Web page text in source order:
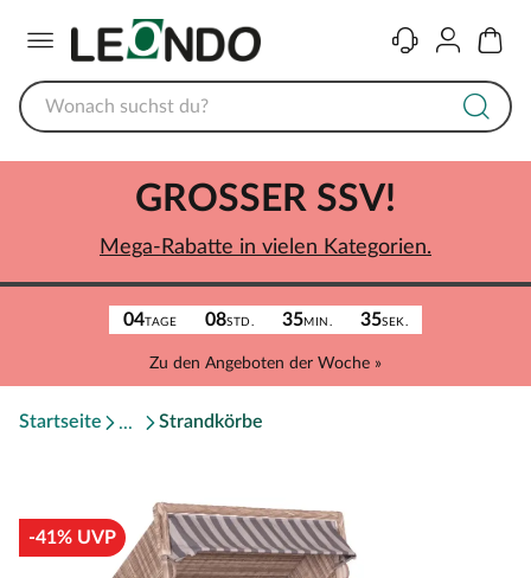
KontaktKonto
04TAGE 08STD. 35MIN. 35SEK.
Zu den Angeboten der Woche »
GROSSER SSV!
Mega-Rabatte in vielen Kategorien.
Startseite Strandkörbe
-41% UVP